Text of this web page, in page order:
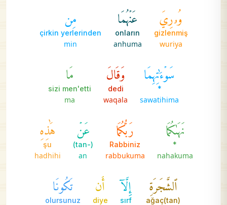
وُۥرِيَ
gizlenmiş
wuriya
عَنۡهُمَا
onların
anhuma
مِن
çirkin yerlerinden
min
سَوۡءَٰتِهِمَا
*
sawatihima
وَقَالَ
dedi
waqala
مَا
sizi men'etti
ma
نَهَىٰكُمَا
*
nahakuma
رَبُّكُمَا
Rabbiniz
rabbukuma
عَنۡ
(-tan)
an
هَٰذِهِ
şu
hadhihi
ٱلشَّجَرَةِ
ağaç(tan)
إِلَّآ
sırf
أَن
diye
تَكُونَا
olursunuz